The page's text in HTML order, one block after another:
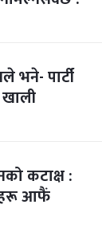
भने- पार्टी
कटाक्ष :
आफैं